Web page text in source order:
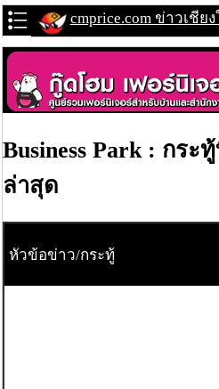
cmprice.com ข่าวเชีย
Business Park : กร
ล่าสุด
หัวข้อข่าว/กระทู้